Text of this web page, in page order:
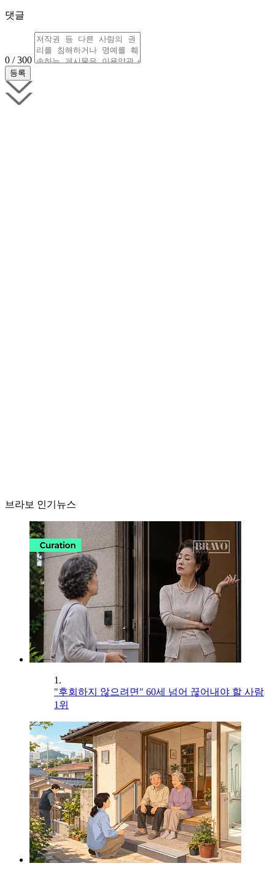
댓글
0 / 300
브라보 인기뉴스
1.
"후회하지 않으려면" 60세 넘어 끊어내야 할 사람
1위